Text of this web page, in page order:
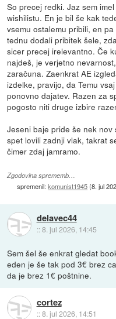
So precej redki. Jaz sem
wishilistu. En je bil še kak
vsemu ostalemu pribili, en
tednu dodali pribitek šele,
sicer precej irelevantno. Če
najdeš, je verjetno
zaračuna. Zaenkrat AE
izdelke, pravijo, da Temu
ponovno dajatev. Razen za
pogosto niti druge izbire
Jeseni baje pride še nek
spet lovili zadnji vlak, takrat
čimer zdaj jamramo.
Zgodovina sprememb…
spremenil:komunist1945(8. jul
delavec44
::8. jul 2026, 14:45
Sem šel še enkrat gledat
eden je še tak pod 3€ brez
da je brez 1€ poštnine.
cortez
::8. jul 2026, 14:51